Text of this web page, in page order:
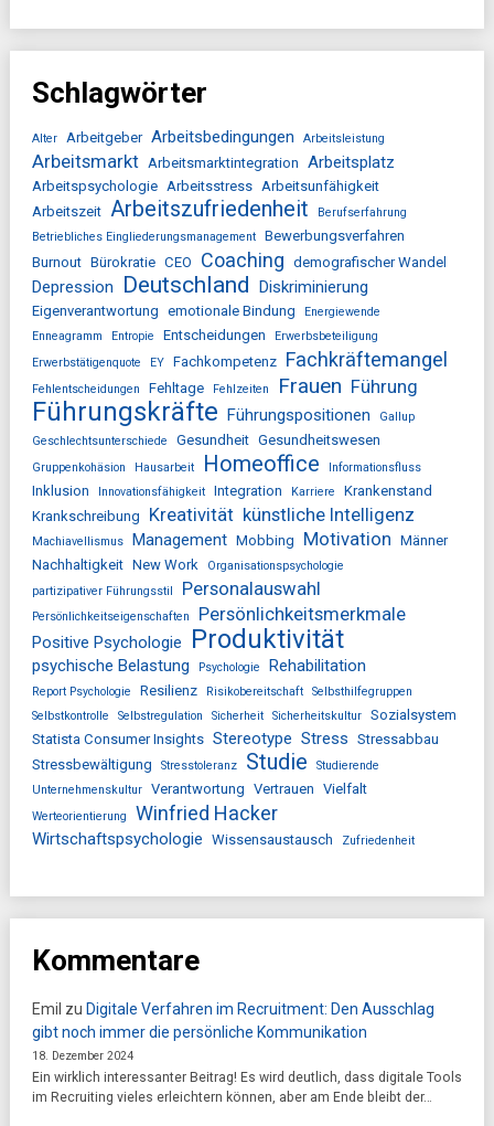
Schlagwörter
Alter Arbeitgeber Arbeitsbedingungen Arbeitsleistung
Arbeitsmarkt Arbeitsmarktintegration Arbeitsplatz
Arbeitspsychologie Arbeitsstress
Arbeitsunfähigkeit
Arbeitszeit
Arbeitszufriedenheit
Berufserfahrung
Betriebliches Eingliederungsmanagement
Bewerbungsverfahren
Burnout Bürokratie CEO Coaching demografischer Wandel
Depression Deutschland Diskriminierung
Eigenverantwortung emotionale Bindung
Energiewende
Enneagramm
Entropie Entscheidungen
Erwerbsbeteiligung
Erwerbstätigenquote
EY Fachkompetenz Fachkräftemangel
Fehlentscheidungen Fehltage Fehlzeiten Frauen Führung
Führungskräfte Führungspositionen
Gallup
Geschlechtsunterschiede
Gesundheit Gesundheitswesen
Gruppenkohäsion Hausarbeit Homeoffice Informationsfluss
Inklusion Innovationsfähigkeit Integration Karriere
Krankenstand
Krankschreibung
Kreativität künstliche Intelligenz
Machiavellismus Management Mobbing Motivation Männer
Nachhaltigkeit New Work
Organisationspsychologie
partizipativer Führungsstil
Personalauswahl
Persönlichkeitseigenschaften Persönlichkeitsmerkmale
Positive Psychologie Produktivität
psychische Belastung Psychologie Rehabilitation
Report Psychologie Resilienz Risikobereitschaft
Selbsthilfegruppen
Selbstkontrolle
Selbstregulation Sicherheit Sicherheitskultur
Sozialsystem
Statista Consumer Insights Stereotype Stress Stressabbau
Stressbewältigung
Stresstoleranz Studie
Studierende
Unternehmenskultur
Verantwortung Vertrauen Vielfalt
Werteorientierung Winfried Hacker
Wirtschaftspsychologie Wissensaustausch Zufriedenheit
Kommentare
Emil zu Digitale Verfahren im Recruitment: Den Ausschlag
gibt noch immer die persönliche Kommunikation
18. Dezember 2024
Ein wirklich interessanter Beitrag! Es wird deutlich, dass digitale Tools
im Recruiting vieles erleichtern können, aber am Ende bleibt der…